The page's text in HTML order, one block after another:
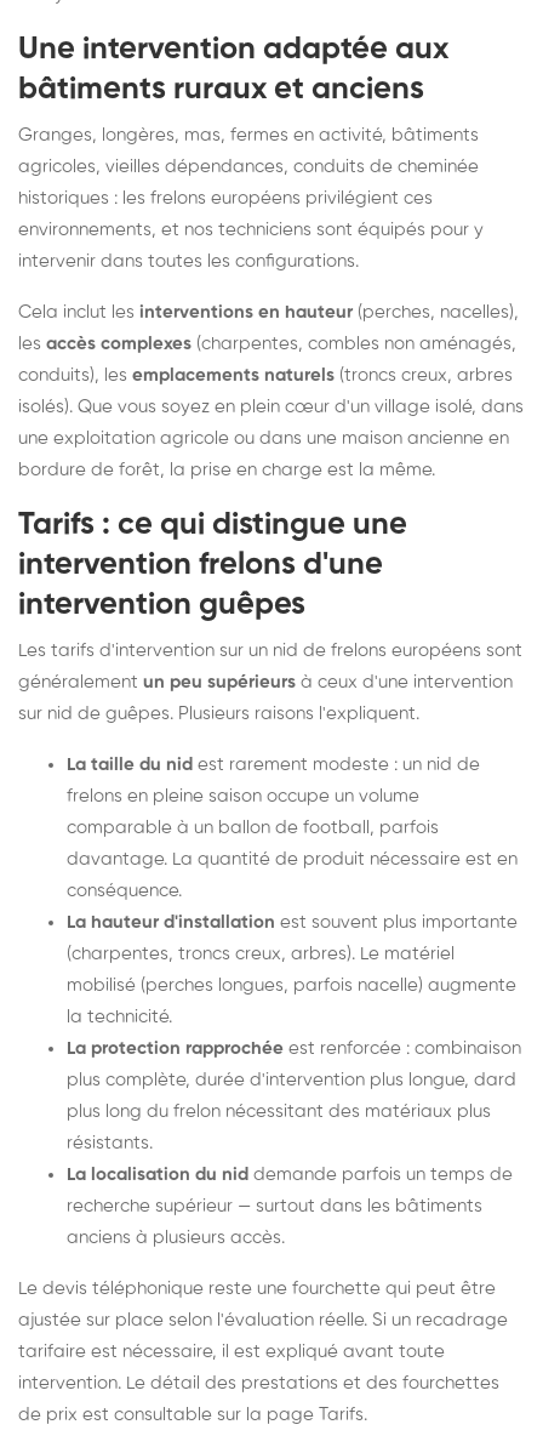
Une intervention adaptée aux
bâtiments ruraux et anciens
Granges, longères, mas, fermes en activité, bâtiments
agricoles, vieilles dépendances, conduits de cheminée
historiques : les frelons européens privilégient ces
environnements, et nos techniciens sont équipés pour y
intervenir dans toutes les configurations.
Cela inclut les interventions en hauteur (perches, nacelles),
les accès complexes (charpentes, combles non aménagés,
conduits), les emplacements naturels (troncs creux, arbres
isolés). Que vous soyez en plein cœur d'un village isolé, dans
une exploitation agricole ou dans une maison ancienne en
bordure de forêt, la prise en charge est la même.
Tarifs : ce qui distingue une
intervention frelons d'une
intervention guêpes
Les tarifs d'intervention sur un nid de frelons européens sont
généralement un peu supérieurs à ceux d'une intervention
sur nid de guêpes. Plusieurs raisons l'expliquent.
La taille du nid est rarement modeste : un nid de
frelons en pleine saison occupe un volume
comparable à un ballon de football, parfois
davantage. La quantité de produit nécessaire est en
conséquence.
La hauteur d'installation est souvent plus importante
(charpentes, troncs creux, arbres). Le matériel
mobilisé (perches longues, parfois nacelle) augmente
la technicité.
La protection rapprochée est renforcée : combinaison
plus complète, durée d'intervention plus longue, dard
plus long du frelon nécessitant des matériaux plus
résistants.
La localisation du nid demande parfois un temps de
recherche supérieur — surtout dans les bâtiments
anciens à plusieurs accès.
Le devis téléphonique reste une fourchette qui peut être
ajustée sur place selon l'évaluation réelle. Si un recadrage
tarifaire est nécessaire, il est expliqué avant toute
intervention. Le détail des prestations et des fourchettes
de prix est consultable sur la page Tarifs.